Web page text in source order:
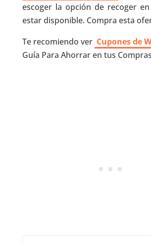
escoger la opción de recoger
estar disponible. Compra esta
Te recomiendo ver Cupones de
Guía Para Ahorrar en tus